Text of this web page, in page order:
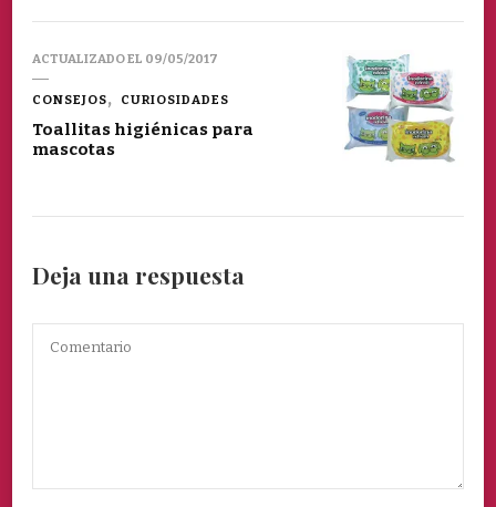
ACTUALIZADO EL 09/05/2017
CONSEJOS CURIOSIDADES
Toallitas higiénicas para
mascotas
Deja una respuesta